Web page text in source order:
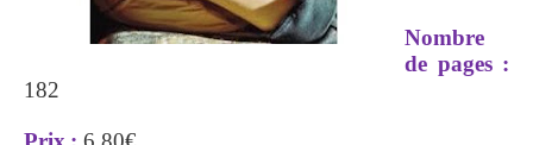
Nombre
de pages :
182